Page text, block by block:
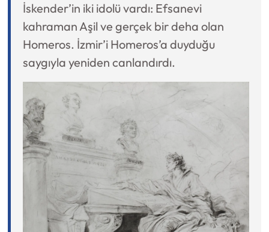
İskender’in iki idolü vardı: Efsanevi
kahraman Aşil ve gerçek bir deha olan
Homeros. İzmir’i Homeros’a duyduğu
saygıyla yeniden canlandırdı.